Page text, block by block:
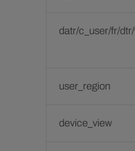
datr/c_user/fr/
user_region
device_view